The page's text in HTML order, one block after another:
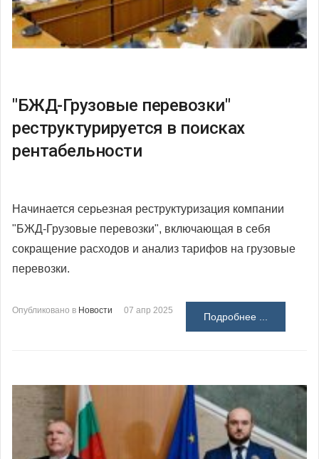
"БЖД-Грузовые перевозки"
реструктурируется в поисках
рентабельности
Начинается серьезная реструктуризация компании
"БЖД-Грузовые перевозки", включающая в себя
сокращение расходов и анализ тарифов на грузовые
перевозки.
Опубликовано в Новости 07 апр 2025
Подробнее ...